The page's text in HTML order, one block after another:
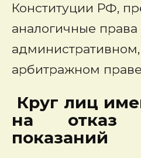
Конституции РФ,
аналогичные права
арбитражном
Круг лиц
на
показаний